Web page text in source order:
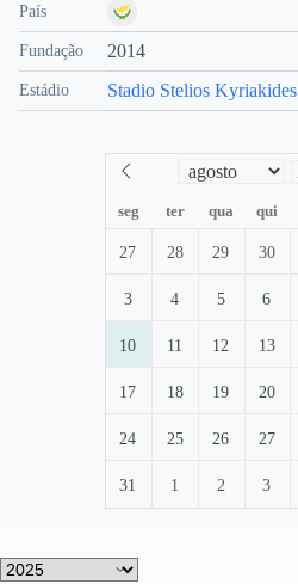
País
Fundação 2014
Estádio Stadio Stelios Kyriakides
seg ter qua qui
27 28 29 30
3 4 5 6
10 11 12 13
17 18 19 20
24 25 26 27
31 1 2 3